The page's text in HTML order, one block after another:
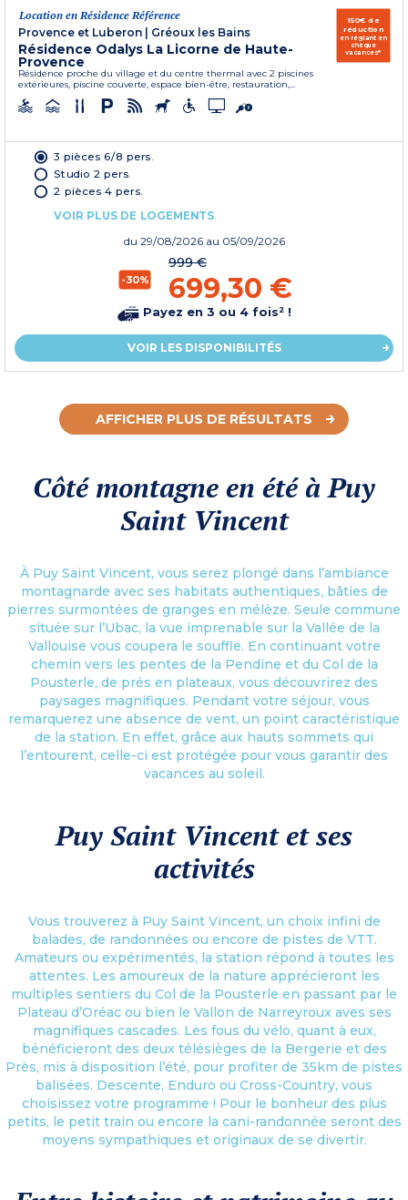
Location en Résidence Référence
Provence et Luberon | Gréoux les Bains
Résidence Odalys La Licorne de Haute-
Provence
Résidence proche du village et du centre thermal avec 2 piscines
extérieures, piscine couverte, espace bien-être, restauration,...
150€ de
réduction
en réglant en
chèque
vacances*
3 pièces 6/8 pers.
Studio 2 pers.
2 pièces 4 pers.
VOIR PLUS DE LOGEMENTS
du 29/08/2026 au 05/09/2026
-30%
999 €
699,30 €
Payez en 3 ou 4 fois² !
VOIR LES DISPONIBILITÉS
AFFICHER PLUS DE RÉSULTATS
Côté montagne en été à Puy
Saint Vincent
À Puy Saint Vincent, vous serez plongé dans l’ambiance
montagnarde avec ses habitats authentiques, bâties de
pierres surmontées de granges en mélèze. Seule commune
située sur l’Ubac, la vue imprenable sur la Vallée de la
Vallouise vous coupera le souffle. En continuant votre
chemin vers les pentes de la Pendine et du Col de la
Pousterle, de prés en plateaux, vous découvrirez des
paysages magnifiques. Pendant votre séjour, vous
remarquerez une absence de vent, un point caractéristique
de la station. En effet, grâce aux hauts sommets qui
l’entourent, celle-ci est protégée pour vous garantir des
vacances au soleil.
Puy Saint Vincent et ses
activités
Vous trouverez à Puy Saint Vincent, un choix infini de
balades, de randonnées ou encore de pistes de VTT.
Amateurs ou expérimentés, la station répond à toutes les
attentes. Les amoureux de la nature apprécieront les
multiples sentiers du Col de la Pousterle en passant par le
Plateau d’Oréac ou bien le Vallon de Narreyroux aves ses
magnifiques cascades. Les fous du vélo, quant à eux,
bénéficieront des deux télésièges de la Bergerie et des
Près, mis à disposition l’été, pour profiter de 35km de pistes
balisées. Descente, Enduro ou Cross-Country, vous
choisissez votre programme ! Pour le bonheur des plus
petits, le petit train ou encore la cani-randonnée seront des
moyens sympathiques et originaux de se divertir.